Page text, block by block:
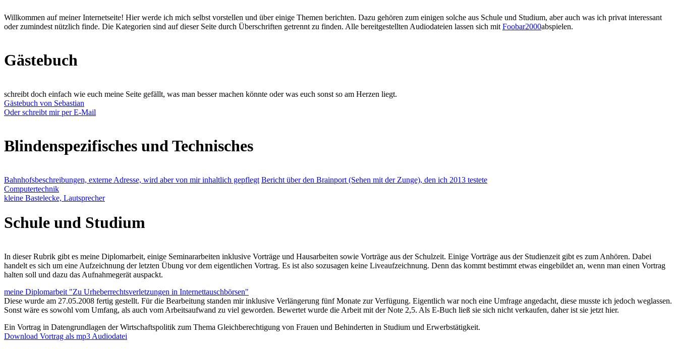
Willkommen auf meiner Internetseite! Hier werde ich mich selbst vorstellen und über einige Themen berichten. Dazu gehören zum einigen solche aus Schule und Studium, aber auch was ich privat interessant
oder zumindest nützlich finde. Die Kategorien sind auf dieser Seite durch Überschriften getrennt zu finden. Alle bereitgestellten Audiodateien lassen sich mit Foobar2000abspielen.
Gästebuch
schreibt doch einfach wie euch meine Seite gefällt, was man besser machen könnte oder was euch sonst so am Herzen liegt.
Gästebuch von Sebastian
Oder schreibt mir per E-Mail
Blindenspezifisches und Technisches
Bahnhofsbeschreibungen, externe Adresse, wird aber von mir inhaltlich gepflegt Bericht über den Brainport (Sehen mit der Zunge), den ich 2013 testete
Computertechnik
kleine Bastelecke, Lautsprecher
Schule und Studium
In dieser Rubrik gibt es meine Diplomarbeit, einige Seminararbeiten inklusive Vorträge und Hausarbeiten sowie Vorträge aus der Schulzeit. Einige Vorträge aus der Studienzeit gibt es zum Anhören. Dabei
handelt es sich um eine Aufzeichnung der letzten Übung vor dem eigentlichen Vortrag. Es ist also sozusagen keine Liveaufzeichnung. Denn das kommt bestimmt etwas eingebildet an, wenn man einen Vortrag
halten soll und dazu das Aufnahmegerät auspackt.
meine Diplomarbeit "Zu Urheberrechtsverletzungen in Internettauschbörsen"
Diese wurde am 27.05.2008 fertig gestellt. Für die Bearbeitung standen mir inklusive Verlängerung fünf Monate zur Verfügung. Eigentlich war noch eine Umfrage angedacht, diese musste ich jedoch weglassen.
Sonst wäre es sowohl vom Umfang, als auch vom Arbeitsaufwand zu viel geworden. Bewertet wurde die Arbeit mit der Note 2,5. Als E-Buch ließ sie sich nicht verkaufen, daher ist sie jetzt hier.
Ein Vortrag in Datengrundlagen der Wirtschaftspolitik zum Thema Gleichberechtigung von Frauen und Behinderten in Studium und Erwerbstätigkeit.
Download Vortrag als mp3 Audiodatei